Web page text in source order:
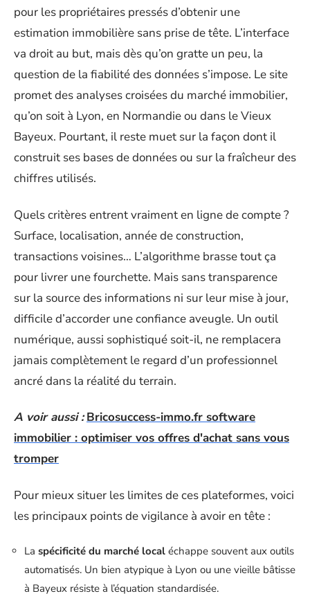
pour les propriétaires pressés d’obtenir une
estimation immobilière sans prise de tête. L’interface
va droit au but, mais dès qu’on gratte un peu, la
question de la fiabilité des données s’impose. Le site
promet des analyses croisées du marché immobilier,
qu’on soit à Lyon, en Normandie ou dans le Vieux
Bayeux. Pourtant, il reste muet sur la façon dont il
construit ses bases de données ou sur la fraîcheur des
chiffres utilisés.
Quels critères entrent vraiment en ligne de compte ?
Surface, localisation, année de construction,
transactions voisines… L’algorithme brasse tout ça
pour livrer une fourchette. Mais sans transparence
sur la source des informations ni sur leur mise à jour,
difficile d’accorder une confiance aveugle. Un outil
numérique, aussi sophistiqué soit-il, ne remplacera
jamais complètement le regard d’un professionnel
ancré dans la réalité du terrain.
A voir aussi : Bricosuccess-immo.fr software
immobilier : optimiser vos offres d'achat sans vous
tromper
Pour mieux situer les limites de ces plateformes, voici
les principaux points de vigilance à avoir en tête :
La spécificité du marché local échappe souvent aux outils
automatisés. Un bien atypique à Lyon ou une vieille bâtisse
à Bayeux résiste à l’équation standardisée.